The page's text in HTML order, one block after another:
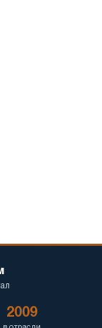
2009